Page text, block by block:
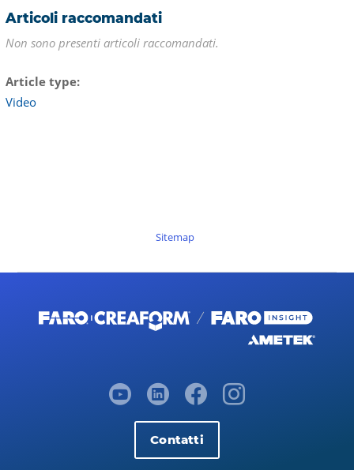
Articoli raccomandati
Non sono presenti articoli raccomandati.
Article type
Video
Sitemap
Contatti